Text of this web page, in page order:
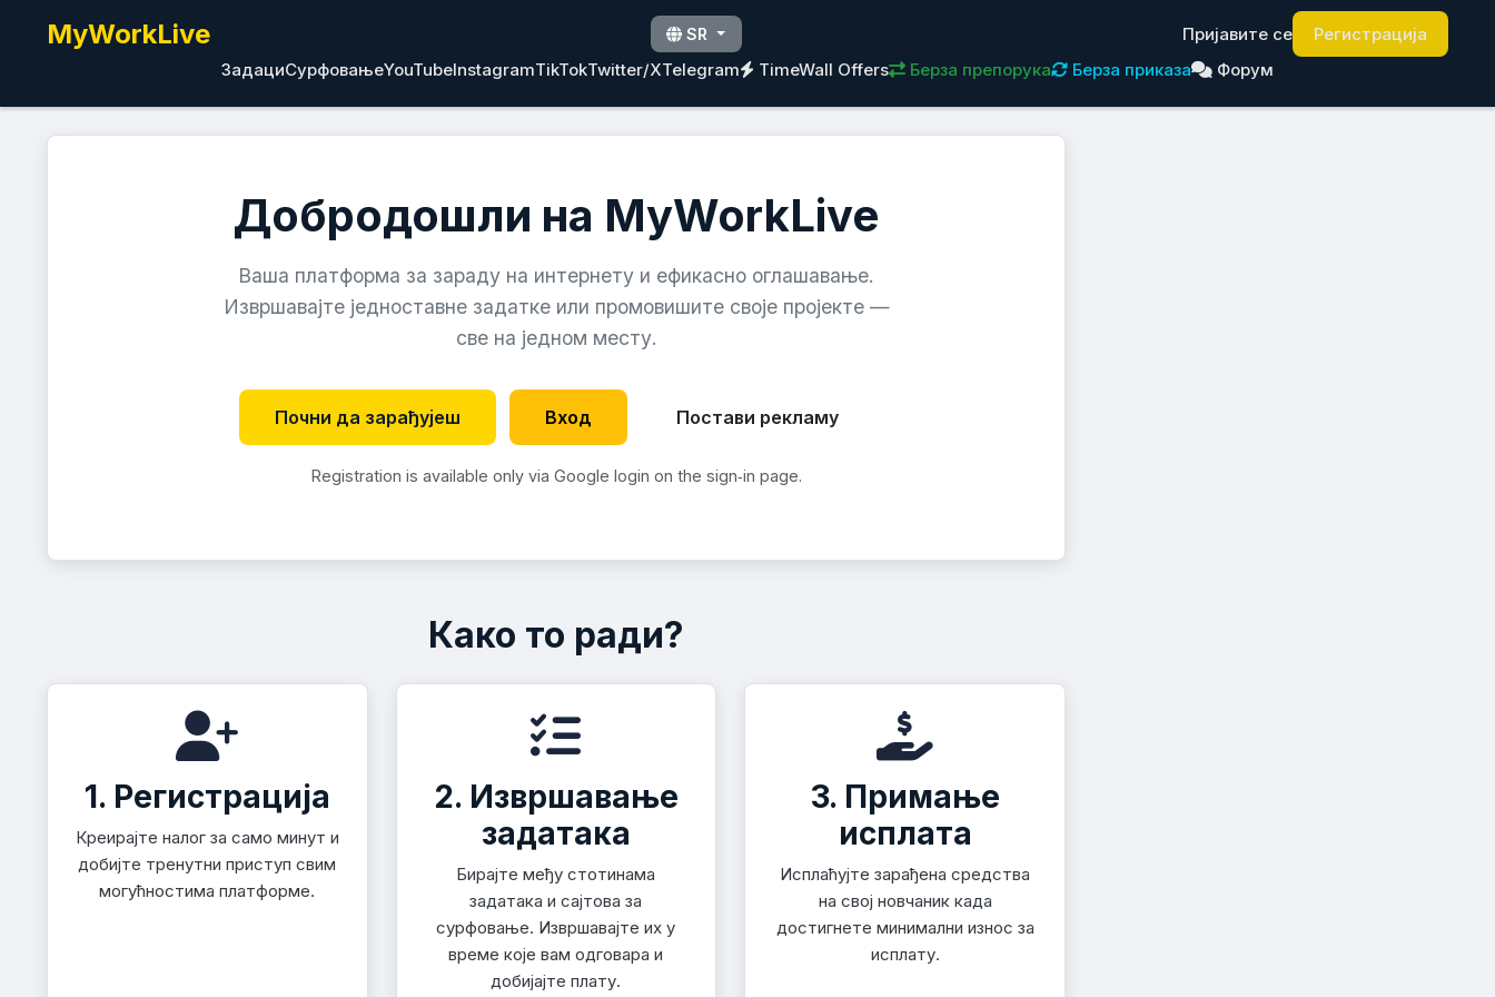
MyWorkLive SR Пријавите се
Регистрација
ЗадациСурфовањеYouTubeInstagramTikTokTwitter/XTelegram TimeWall Offers Берза препорука Берза приказа Форум
Добродошли на MyWorkLive
Ваша платформа за зараду на интернету и ефикасно оглашавање.
Извршавајте једноставне задатке или промовишите своје пројекте —
све на једном месту.
Почни да зарађујеш Вход Постави рекламу
Registration is available only via Google login on the sign‑in page.
Како то ради?
1. Регистрација
Креирајте налог за само минут и
добијте тренутни приступ свим
могућностима платформе.
2. Извршавање
задатака
Бирајте међу стотинама
задатака и сајтова за
сурфовање. Извршавајте их у
време које вам одговара и
добијајте плату.
3. Примање
исплата
Исплаћујте зарађена средства
на свој новчаник када
достигнете минимални износ за
исплату.